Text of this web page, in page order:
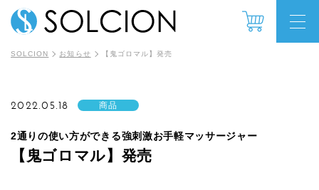
SOLCION お知らせ 【鬼ゴロマル】発売
2通りの使い方ができる強刺激お手軽マッサージャー
【鬼ゴロマル】発売
2022.05.18 商品